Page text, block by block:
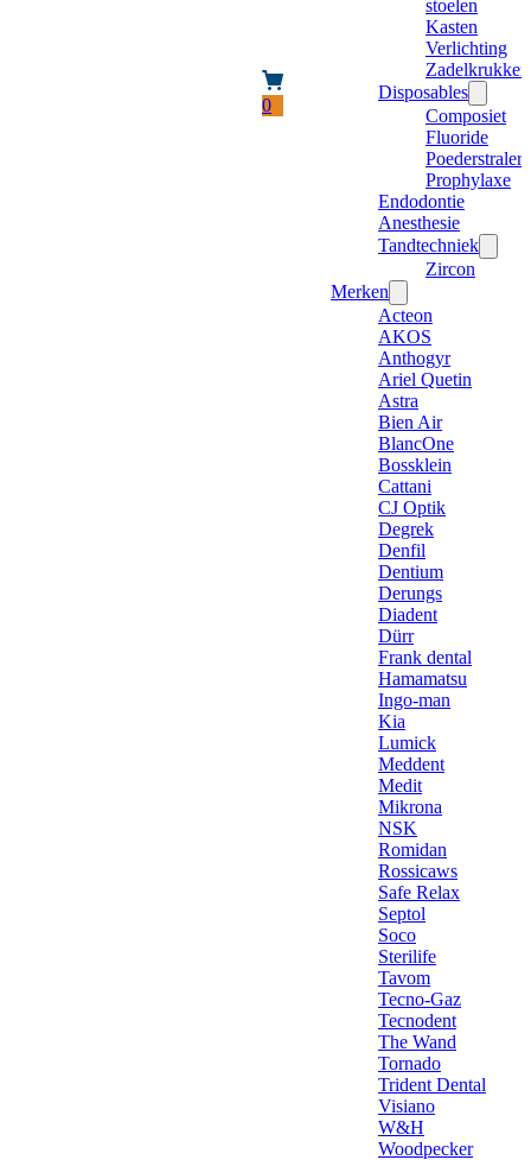
0
stoelen
Kasten
Verlichting
Zadelkrukken
Disposables
Composiet
Fluoride
Poederstraler
Prophylaxe
Endodontie
Anesthesie
Tandtechniek
Zircon
Merken
Acteon
AKOS
Anthogyr
Ariel Quetin
Astra
Bien Air
BlancOne
Bossklein
Cattani
CJ Optik
Degrek
Denfil
Dentium
Derungs
Diadent
Dürr
Frank dental
Hamamatsu
Ingo-man
Kia
Lumick
Meddent
Medit
Mikrona
NSK
Romidan
Rossicaws
Safe Relax
Septol
Soco
Sterilife
Tavom
Tecno-Gaz
Tecnodent
The Wand
Tornado
Trident Dental
Visiano
W&H
Woodpecker